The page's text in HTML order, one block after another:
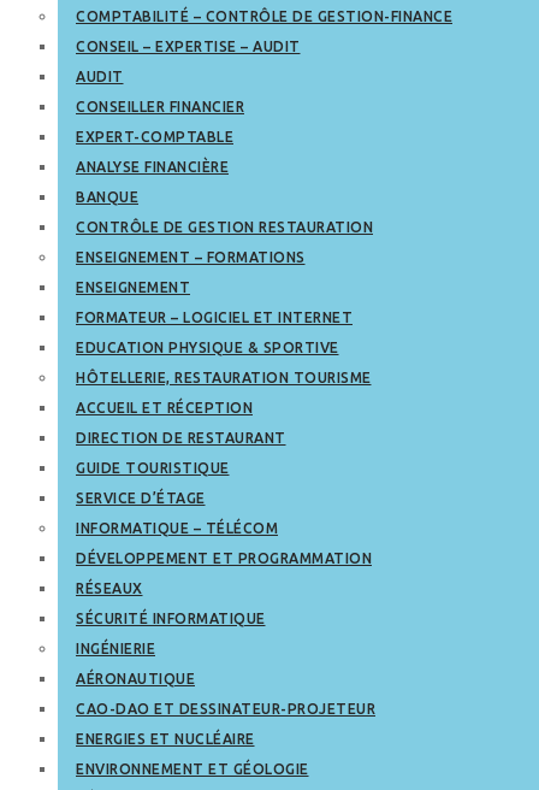
COMPTABILITÉ – CONTRÔLE DE GESTION-FINANCE
CONSEIL – EXPERTISE – AUDIT
AUDIT
CONSEILLER FINANCIER
EXPERT-COMPTABLE
ANALYSE FINANCIÈRE
BANQUE
CONTRÔLE DE GESTION RESTAURATION
ENSEIGNEMENT – FORMATIONS
ENSEIGNEMENT
FORMATEUR – LOGICIEL ET INTERNET
EDUCATION PHYSIQUE & SPORTIVE
HÔTELLERIE, RESTAURATION TOURISME
ACCUEIL ET RÉCEPTION
DIRECTION DE RESTAURANT
GUIDE TOURISTIQUE
SERVICE D’ÉTAGE
INFORMATIQUE – TÉLÉCOM
DÉVELOPPEMENT ET PROGRAMMATION
RÉSEAUX
SÉCURITÉ INFORMATIQUE
INGÉNIERIE
AÉRONAUTIQUE
CAO-DAO ET DESSINATEUR-PROJETEUR
ENERGIES ET NUCLÉAIRE
ENVIRONNEMENT ET GÉOLOGIE